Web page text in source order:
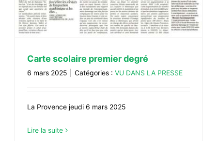
Carte scolaire premier degré
6 mars 2025 Catégories : VU DANS LA PRESSE
La Provence jeudi 6 mars 2025
Lire la suite